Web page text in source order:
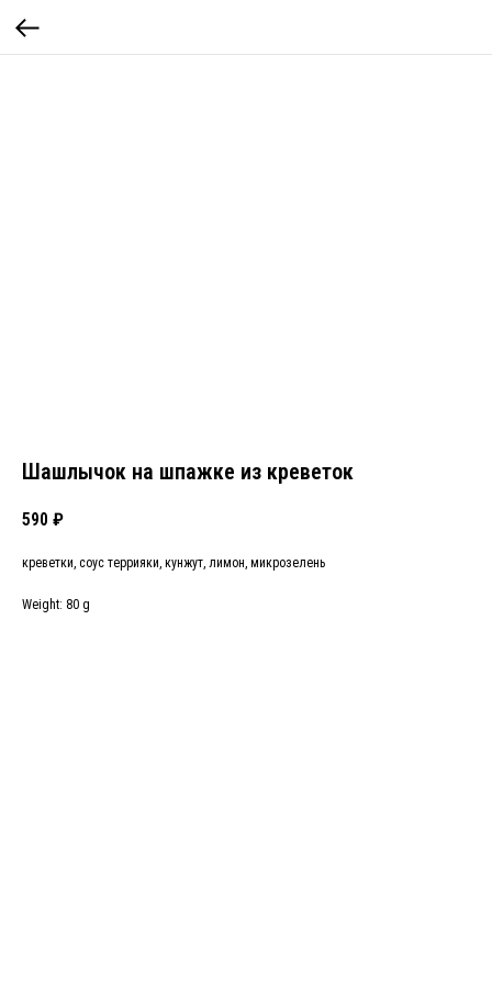
Шашлычок на шпажке из креветок
590 ₽
креветки, соус террияки, кунжут, лимон, микрозелень
Weight: 80 g